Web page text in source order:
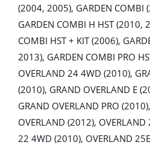
(2004, 2005), GARDEN
GARDEN COMBI H HST (2010,
COMBI HST + KIT (2006),
2013), GARDEN COMBI PRO
OVERLAND 24 4WD (2010),
(2010), GRAND OVERLAND E
GRAND OVERLAND PRO
OVERLAND (2012),
22 4WD (2010), OVERLAND